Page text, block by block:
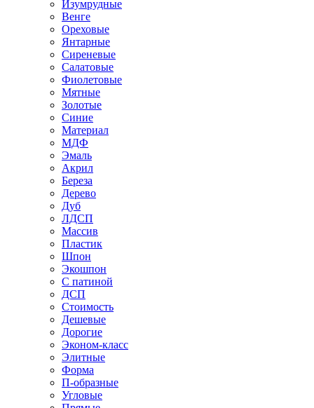
Изумрудные
Венге
Ореховые
Янтарные
Сиреневые
Салатовые
Фиолетовые
Мятные
Золотые
Синие
Материал
МДФ
Эмаль
Акрил
Береза
Дерево
Дуб
ЛДСП
Массив
Пластик
Шпон
Экошпон
С патиной
ДСП
Стоимость
Дешевые
Дорогие
Эконом-класс
Элитные
Форма
П-образные
Угловые